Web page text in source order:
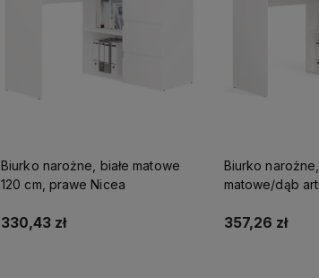
Biurko narożne, białe matowe
120 cm, prawe Nicea
330,43 zł
Biurko narożne,
matowe/dąb
357,26 zł